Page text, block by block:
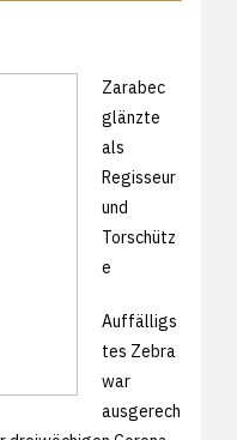
Zarabec
glänzte
als
Regisseur
und
Torschütz
e
Auffälligs
tes Zebra
war
ausgerech